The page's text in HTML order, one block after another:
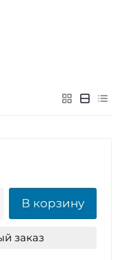
В корзину
заказ